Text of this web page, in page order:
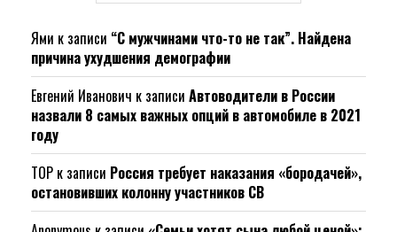
Ями к записи “С мужчинами что-то не так”. Найдена
причина ухудшения демографии
Евгений Иванович к записи Автоводители в России
назвали 8 самых важных опций в автомобиле в 2021
году
ТОР к записи Россия требует наказания «бородачей»,
остановивших колонну участников СВ